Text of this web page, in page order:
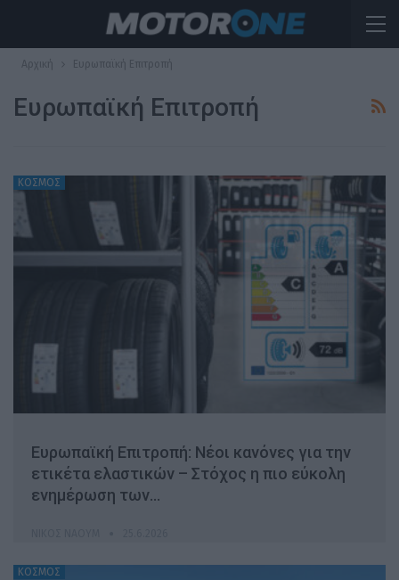
Αρχική Ευρωπαϊκή Επιτροπή
Ευρωπαϊκή Επιτροπή
ΚΟΣΜΟΣ
Ευρωπαϊκή Επιτροπή: Νέοι κανόνες για την
ετικέτα ελαστικών – Στόχος η πιο εύκολη
ενημέρωση των…
ΚΟΣΜΟΣ